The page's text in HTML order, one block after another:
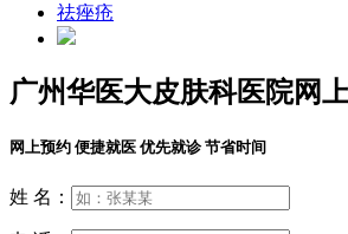
祛痤疮
广州华医大皮肤科医院网
网上预约 便捷就医 优先就诊 节省时间
姓 名：